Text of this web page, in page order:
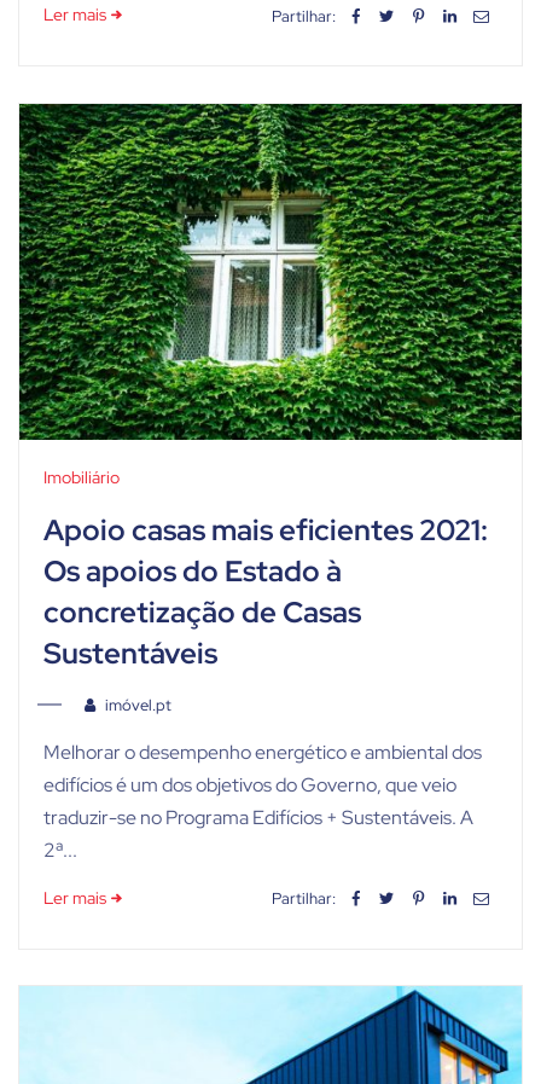
Ler mais Partilhar:
Imobiliário
Apoio casas mais eficientes 2021:
Os apoios do Estado à
concretização de Casas
Sustentáveis
imóvel.pt
Melhorar o desempenho energético e ambiental dos
edifícios é um dos objetivos do Governo, que veio
traduzir-se no Programa Edifícios + Sustentáveis. A
2ª...
Ler mais Partilhar: